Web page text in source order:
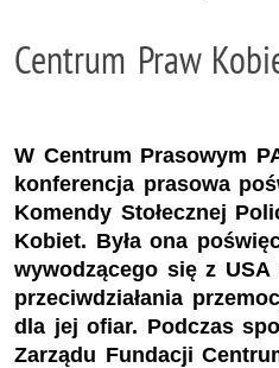
Centrum Praw
W Centrum Prasowym
konferencja prasowa
Komendy Stołecznej
Kobiet. Była ona
wywodzącego się z USA
przeciwdziałania
dla jej ofiar. Podczas
Zarządu Fundacji